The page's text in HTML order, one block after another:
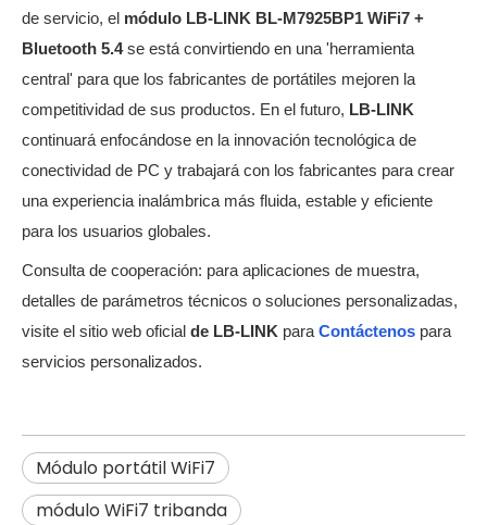
de servicio, el módulo LB-LINK BL-M7925BP1 WiFi7 +
Bluetooth 5.4se está convirtiendo en una 'herramienta
central' para que los fabricantes de portátiles mejoren la
competitividad de sus productos. En el futuro, LB-LINK
continuará enfocándose en la innovación tecnológica de
conectividad de PC y trabajará con los fabricantes para crear
una experiencia inalámbrica más fluida, estable y eficiente
para los usuarios globales.
Consulta de cooperación: para aplicaciones de muestra,
detalles de parámetros técnicos o soluciones personalizadas,
visite el sitio web oficial de LB-LINK para Contáctenos para
servicios personalizados.
Módulo portátil WiFi7
módulo WiFi7 tribanda